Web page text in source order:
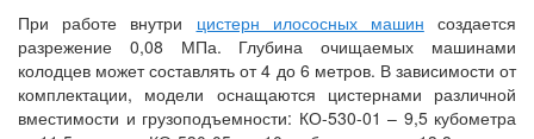
При работе внутри цистерн илососных машин создается
разрежение 0,08 МПа. Глубина очищаемых машинами
колодцев может составлять от 4 до 6 метров. В зависимости от
комплектации, модели оснащаются цистернами различной
вместимости и грузоподъемности: КО-530-01 – 9,5 кубометра